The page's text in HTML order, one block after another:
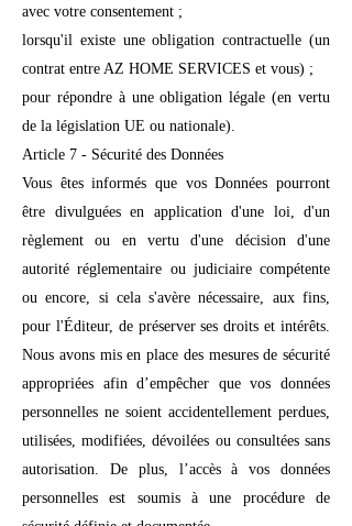
avec votre consentement ;
lorsqu'il existe une obligation contractuelle (un
contrat entre AZ HOME SERVICES et vous) ;
pour répondre à une obligation légale (en vertu
de la législation UE ou nationale).
Article 7 - Sécurité des Données
Vous êtes informés que vos Données pourront
être divulguées en application d'une loi, d'un
règlement ou en vertu d'une décision d'une
autorité réglementaire ou judiciaire compétente
ou encore, si cela s'avère nécessaire, aux fins,
pour l'Éditeur, de préserver ses droits et intérêts.
Nous avons mis en place des mesures de sécurité
appropriées afin d’empêcher que vos données
personnelles ne soient accidentellement perdues,
utilisées, modifiées, dévoilées ou consultées sans
autorisation. De plus, l’accès à vos données
personnelles est soumis à une procédure de